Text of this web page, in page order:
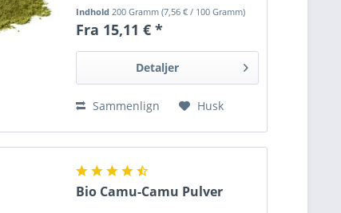
Indhold 200 Gramm(7,56 € / 100 Gramm)
Fra 15,11 € *
Detaljer
Sammenlign Husk
Bio Camu-Camu Pulver